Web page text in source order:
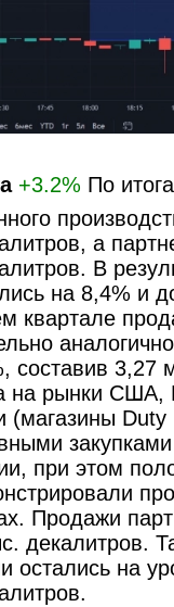
+3.2% По
а
В
на 8,4% и
квартале
составив 3,27
на рынки США,
(магазины
при этом
Продажи
декалитров.
остались на